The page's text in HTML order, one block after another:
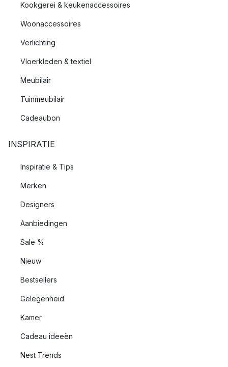
Kookgerei & keukenaccessoires
Woonaccessoires
Verlichting
Vloerkleden & textiel
Meubilair
Tuinmeubilair
Cadeaubon
INSPIRATIE
Inspiratie & Tips
Merken
Designers
Aanbiedingen
Sale %
Nieuw
Bestsellers
Gelegenheid
Kamer
Cadeau ideeën
Nest Trends